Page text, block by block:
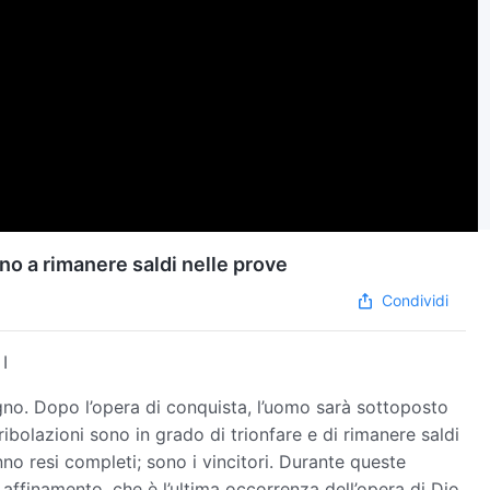
a rimanere saldi nelle prove
Condividi
I
Dopo l’opera di conquista, l’uomo sarà sottoposto
sono in grado di trionfare e di rimanere saldi
resi completi; sono i vincitori. Durante queste